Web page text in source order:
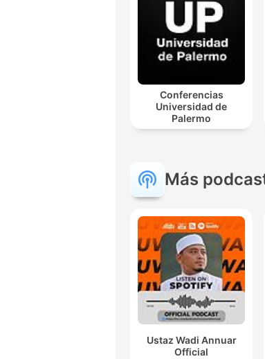
Conferencias
Universidad de
Palermo
Más
Ustaz Wadi Annuar
Official